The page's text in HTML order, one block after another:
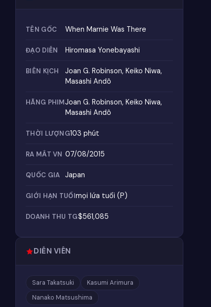
TÊN GỐC When Marnie Was There
ĐẠO DIỄN Hiromasa Yonebayashi
BIÊN KỊCH
Joan G. Robinson, Keiko Niwa,
Masashi Andô
HÃNG PHIMJoan G. Robinson, Keiko Niwa,
Masashi Andô
THỜI LƯỢNG103 phút
RA MẮT VN 07/08/2015
QUỐC GIA Japan
GIỚI HẠN TUỔImọi lứa tuổi (P)
DOANH THU TG$561,085
DIỄN VIÊN
Sara Takatsuki
Kasumi Arimura
Nanako Matsushima